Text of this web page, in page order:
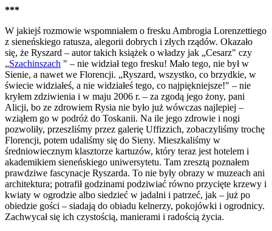
***
W jakiejś rozmowie wspomniałem o fresku Ambrogia Lorenzettiego
z sieneńskiego ratusza, alegorii dobrych i złych rządów. Okazało
się, że Ryszard – autor takich książek o władzy jak „Cesarz" czy
„Szachinszach " – nie widział tego fresku! Mało tego, nie był w
Sienie, a nawet we Florencji. „Ryszard, wszystko, co brzydkie, w
świecie widziałeś, a nie widziałeś tego, co najpiękniejsze!" – nie
kryłem zdziwienia i w maju 2006 r. – za zgodą jego żony, pani
Alicji, bo ze zdrowiem Rysia nie było już wówczas najlepiej –
wziąłem go w podróż do Toskanii. Na ile jego zdrowie i nogi
pozwoliły, przeszliśmy przez galerię Uffizzich, zobaczyliśmy trochę
Florencji, potem udaliśmy się do Sieny. Mieszkaliśmy w
średniowiecznym klasztorze kartuzów, który teraz jest hotelem i
akademikiem sieneńskiego uniwersytetu. Tam zresztą poznałem
prawdziwe fascynacje Ryszarda. To nie były obrazy w muzeach ani
architektura; potrafił godzinami podziwiać równo przycięte krzewy i
kwiaty w ogrodzie albo siedzieć w jadalni i patrzeć, jak – już po
obiedzie gości – siadają do obiadu kelnerzy, pokojówki i ogrodnicy.
Zachwycał się ich czystością, manierami i radością życia.